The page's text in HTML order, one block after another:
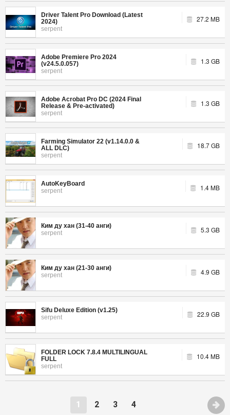
Driver Talent Pro Download (Latest
2024)
serpent
27.2 MB
Adobe Premiere Pro 2024
(v24.5.0.057)
serpent
1.3 GB
Adobe Acrobat Pro DC (2024 Final
Release & Pre-activated)
serpent
1.3 GB
Farming Simulator 22 (v1.14.0.0 &
ALL DLC)
serpent
18.7 GB
AutoKeyBoard
serpent
1.4 MB
Ким ду хан (31-40 анги)
serpent
5.3 GB
Ким ду хан (21-30 анги)
serpent
4.9 GB
Sifu Deluxe Edition (v1.25)
serpent
22.9 GB
FOLDER LOCK 7.8.4 MULTILINGUAL
FULL
serpent
10.4 MB
1 2 3 4